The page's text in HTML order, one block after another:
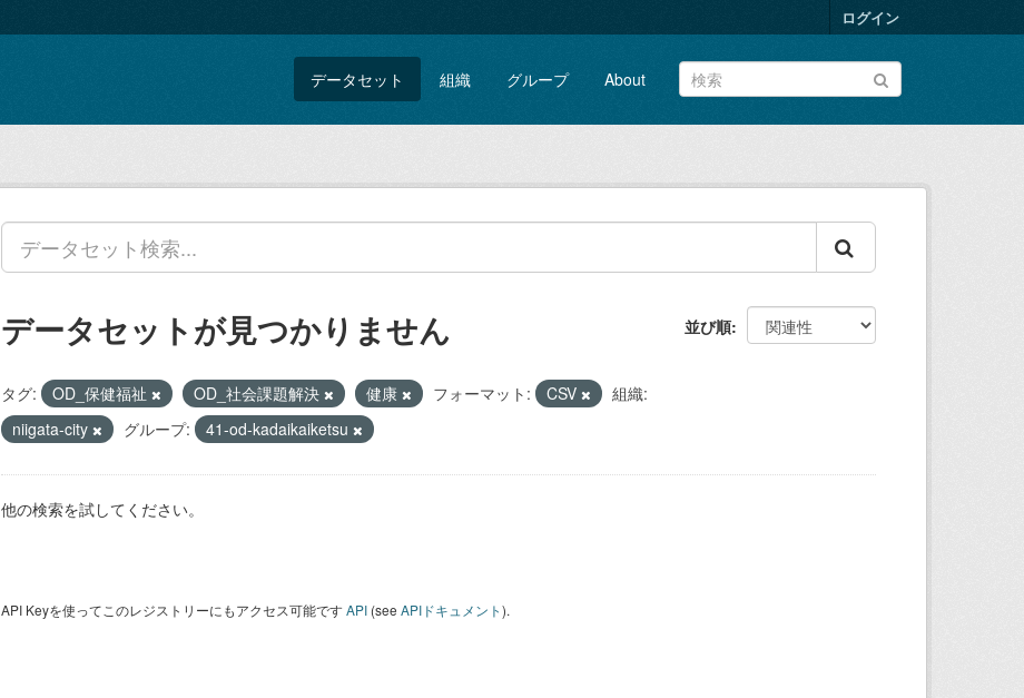
ログイン
データセット 組織 グループ About
並び順
データセットが見つかりません
タグ: OD_保健福祉 OD_社会課題解決 健康 フォーマット: CSV
組織:
niigata-city
グループ: 41-od-kadaikaiketsu
他の検索を試してください。
API Keyを使ってこのレジストリーにもアクセス可能ですAPI (see APIドキュメント).